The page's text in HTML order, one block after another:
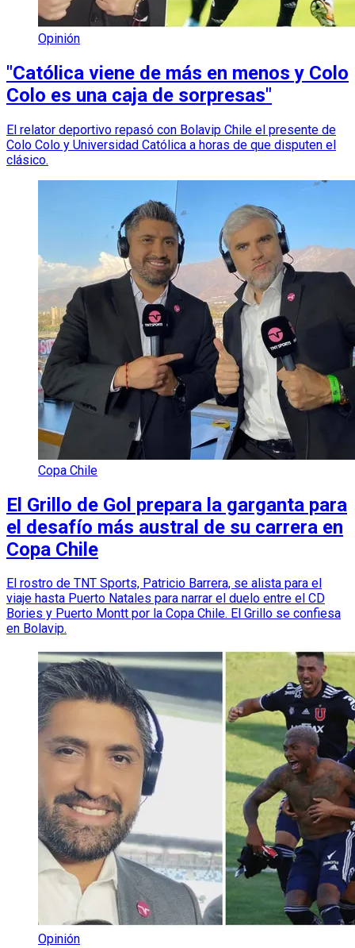
Opinión
"Católica viene de más en menos y Colo
Colo es una caja de sorpresas"
El relator deportivo repasó con Bolavip Chile el presente de
Colo Colo y Universidad Católica a horas de que disputen el
clásico.
Copa Chile
El Grillo de Gol prepara la garganta para
el desafío más austral de su carrera en
Copa Chile
El rostro de TNT Sports, Patricio Barrera, se alista para el
viaje hasta Puerto Natales para narrar el duelo entre el CD
Bories y Puerto Montt por la Copa Chile. El Grillo se confiesa
en Bolavip.
Opinión